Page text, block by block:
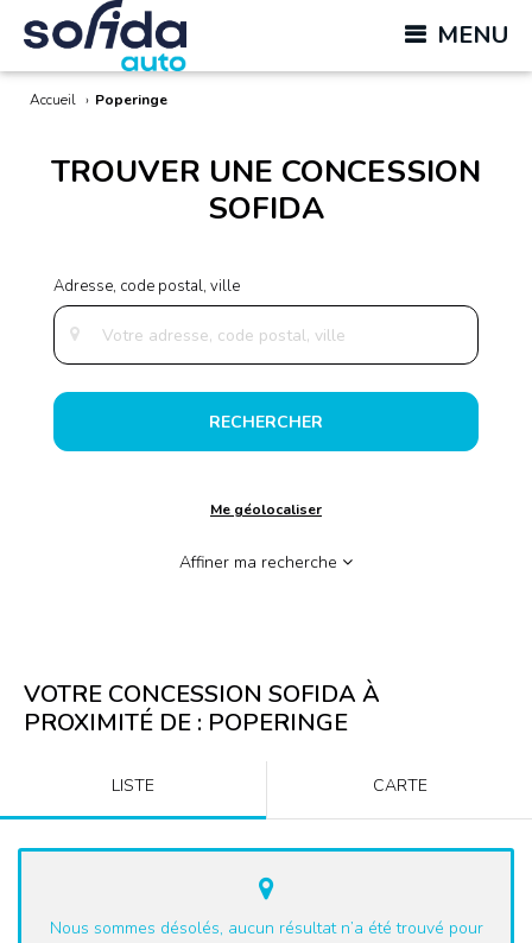
MENU
Accueil › Poperinge
TROUVER UNE CONCESSION
SOFIDA
RECHERCHER
Affiner ma recherche
VOTRE CONCESSION SOFIDA À
PROXIMITÉ DE : POPERINGE
LISTE CARTE
Nous sommes désolés, aucun résultat n’a été trouvé pour